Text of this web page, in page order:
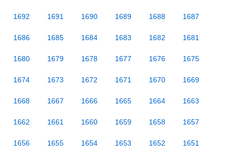
1692 1691 1690 1689 1688 1687
1686 1685 1684 1683 1682 1681
1680 1679 1678 1677 1676 1675
1674 1673 1672 1671 1670 1669
1668 1667 1666 1665 1664 1663
1662 1661 1660 1659 1658 1657
1656 1655 1654 1653 1652 1651